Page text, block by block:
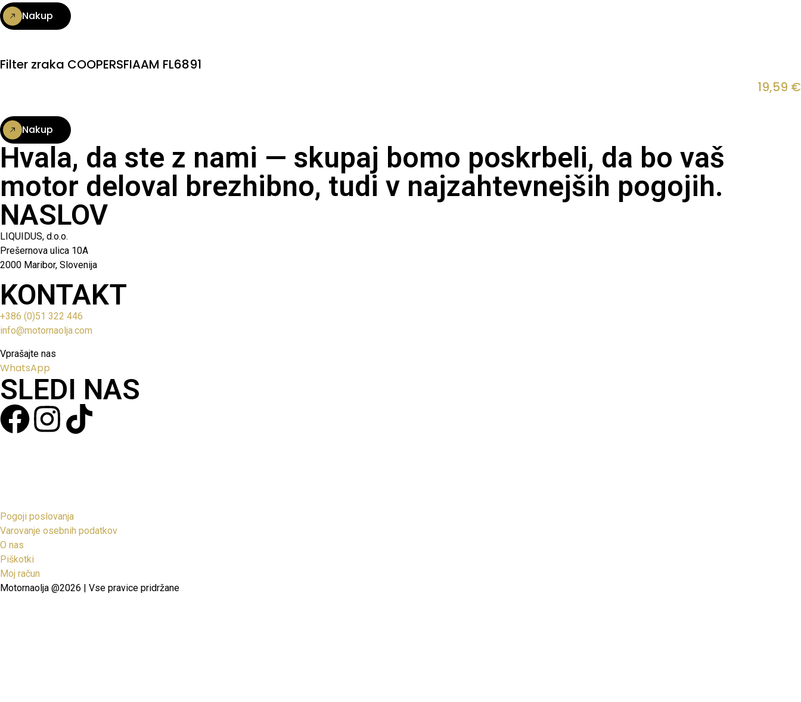
Nakup
Filter zraka COOPERSFIAAM FL6891
19,59 €
Nakup
Hvala, da ste z nami — skupaj bomo poskrbeli, da bo vaš
motor deloval brezhibno, tudi v najzahtevnejših pogojih.
NASLOV
LIQUIDUS, d.o.o.
Prešernova ulica 10A
2000 Maribor, Slovenija
KONTAKT
+386 (0)51 322 446
info@motornaolja.com
Vprašajte nas
WhatsApp
SLEDI NAS
Pogoji poslovanja
Varovanje osebnih podatkov
O nas
Piškotki
Moj račun
Motornaolja @2026 | Vse pravice pridržane